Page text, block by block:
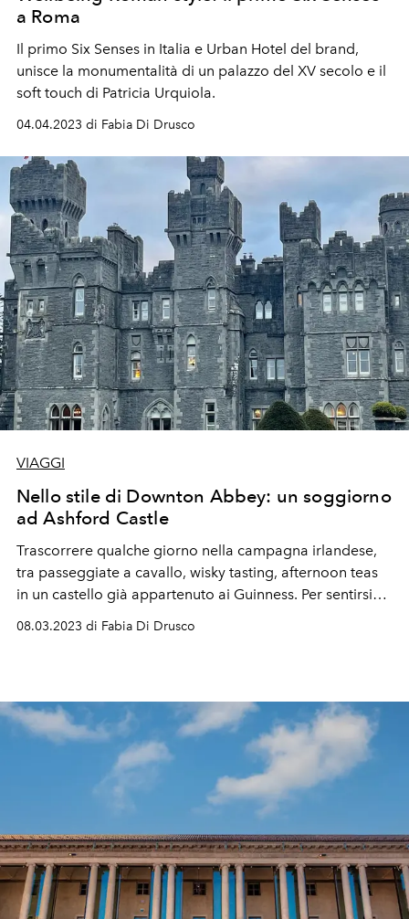
a Roma
Il primo Six Senses in Italia e Urban Hotel del brand,
unisce la monumentalità di un palazzo del XV secolo e il
soft touch di Patricia Urquiola.
04.04.2023 di Fabia Di Drusco
VIAGGI
Nello stile di Downton Abbey: un soggiorno
ad Ashford Castle
Trascorrere qualche giorno nella campagna irlandese,
tra passeggiate a cavallo, wisky tasting, afternoon teas
in un castello già appartenuto ai Guinness. Per sentirsi
sul set di "Downton Abbey".
08.03.2023 di Fabia Di Drusco